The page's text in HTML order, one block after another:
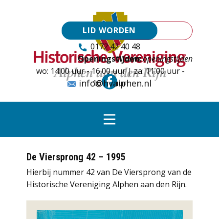
LID WORDEN
0172 42 40 48
Tijdens openingstijden
Openingstijden:
wo: 14.00 uur - 16.00 uur | za: 11.00 uur -
16.00 uur
info@hvalphen.nl
De Viersprong 42 – 1995
Hierbij nummer 42 van De Viersprong van de
Historische Vereniging Alphen aan den Rijn.